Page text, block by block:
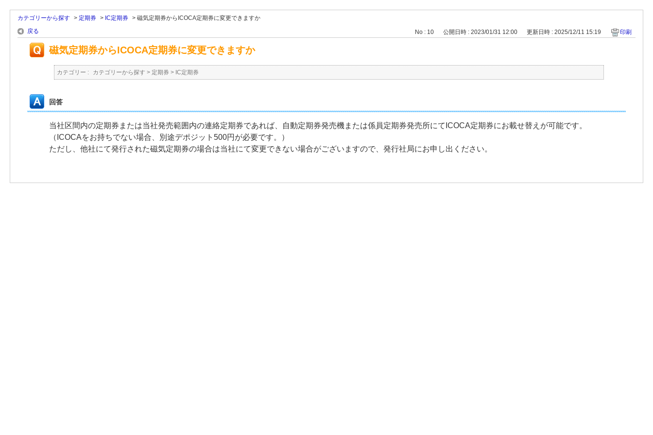
カテゴリーから探す > 定期券 > IC定期券 > 磁気定期券からICOCA定期券に変更できますか
戻る
No : 10 公開日時 : 2023/01/31 12:00 更新日時 : 2025/12/11 15:19 印刷
磁気定期券からICOCA定期券に変更できますか
カテゴリー : カテゴリーから探す > 定期券 > IC定期券
回答
当社区間内の定期券または当社発売範囲内の連絡定期券であれば、自動定期券発売機または係員定期券発売所にてICOCA定期券にお載せ替えが可能です。
（ICOCAをお持ちでない場合、別途デポジット500円が必要です。）
ただし、他社にて発行された磁気定期券の場合は当社にて変更できない場合がございますので、発行社局にお申し出ください。